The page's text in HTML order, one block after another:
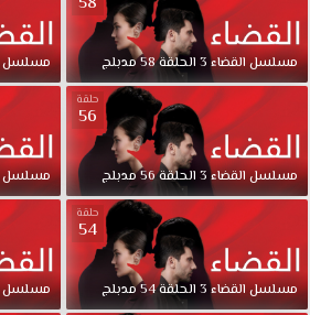
الحلقة
62
قصة
عشق
إذ
يتحول
من
هم
إلى
أصدقاء
والعكس
مسلسلالقضاء3 الحلقة58مدبلج مسلسل
حلقة
56
مسلسلالقضاء3 الحلقة56مدبلج مسلسل
حلقة
54
مسلسلالقضاء3 الحلقة54مدبلج مسلسل